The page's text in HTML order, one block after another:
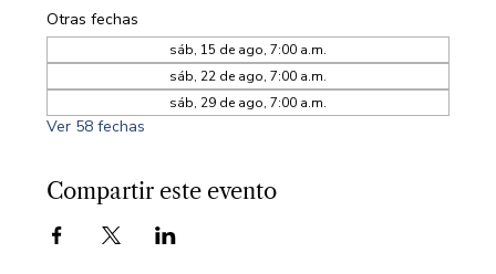
Otras fechas
sáb, 15 de ago, 7:00 a.m.
sáb, 22 de ago, 7:00 a.m.
sáb, 29 de ago, 7:00 a.m.
Ver 58 fechas
Compartir este evento